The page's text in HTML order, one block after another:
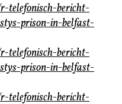
telefonisch-bericht-
prison-in-belfast-
telefonisch-bericht-
prison-in-belfast-
telefonisch-bericht-